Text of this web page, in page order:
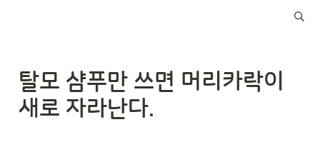
탈모 샴푸만 쓰면 머리카락이
새로 자라난다.